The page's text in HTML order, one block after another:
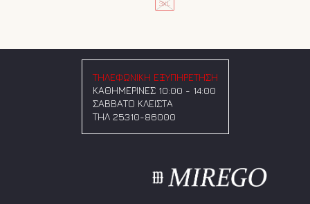
Οι
προϊόν
Οι
επιλογές
μπορούν
να
επιλεγούν
στη
σελίδα
3XL
ΤΗΛΕΦΩΝΙΚΗ ΕΞΥΠΗΡΕΤΗΣΗ
ΚΑΘΗΜΕΡΙΝΕΣ 10:00 - 14:00
ΣΑΒΒΑΤΟ ΚΛΕΙΣΤΑ
ΤΗΛ 25310-86000